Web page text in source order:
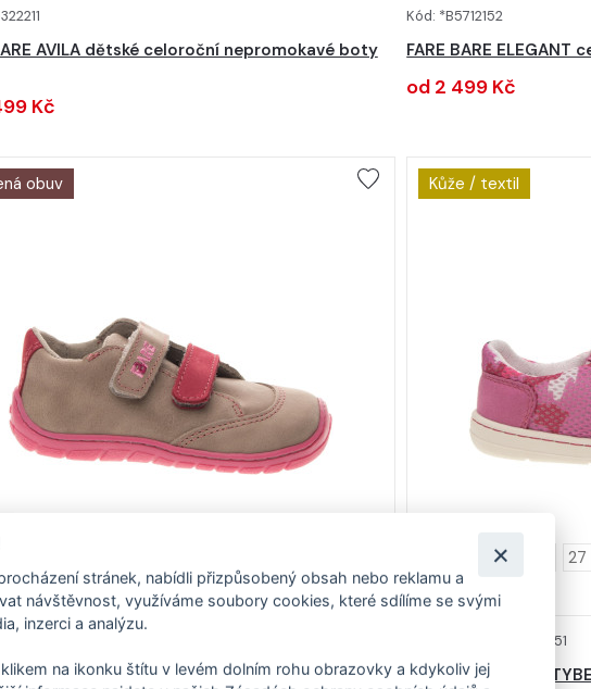
AVILA dětské celoroční nepromokavé boty
Kč
Kód: *B5712152
FARE BARE
od 2 499 Kč
obuv
25 26 27
DARIANKY dětské celoroční boty šedé
Kůže / textil
25 27
35
Kód: *7051451 + *7151451
FARE MID-WIDE
stránek, nabídli přizpůsobený obsah nebo reklamu a
návštěvnost, využíváme soubory cookies, které sdílíme se svými
inzerci a analýzu.
na ikonku štítu v levém dolním rohu obrazovky a kdykoliv jej